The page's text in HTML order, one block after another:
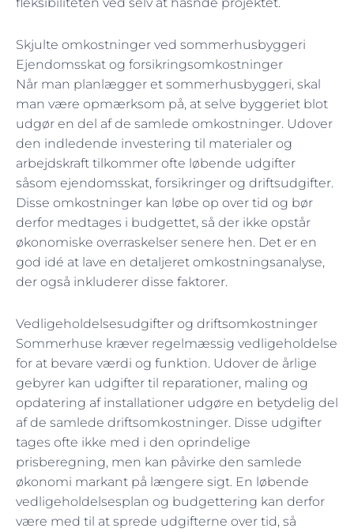
Skjulte omkostninger ved sommerhusbyggeri
Ejendomsskat og forsikringsomkostninger
Når man planlægger et sommerhusbyggeri, skal
man være opmærksom på, at selve byggeriet blot
udgør en del af de samlede omkostninger. Udover
den indledende investering til materialer og
arbejdskraft tilkommer ofte løbende udgifter
såsom ejendomsskat, forsikringer og driftsudgifter.
Disse omkostninger kan løbe op over tid og bør
derfor medtages i budgettet, så der ikke opstår
økonomiske overraskelser senere hen. Det er en
god idé at lave en detaljeret omkostningsanalyse,
der også inkluderer disse faktorer.
Vedligeholdelsesudgifter og driftsomkostninger
Sommerhuse kræver regelmæssig vedligeholdelse
for at bevare værdi og funktion. Udover de årlige
gebyrer kan udgifter til reparationer, maling og
opdatering af installationer udgøre en betydelig del
af de samlede driftsomkostninger. Disse udgifter
tages ofte ikke med i den oprindelige
prisberegning, men kan påvirke den samlede
økonomi markant på længere sigt. En løbende
vedligeholdelsesplan og budgettering kan derfor
være med til at sprede udgifterne over tid, så